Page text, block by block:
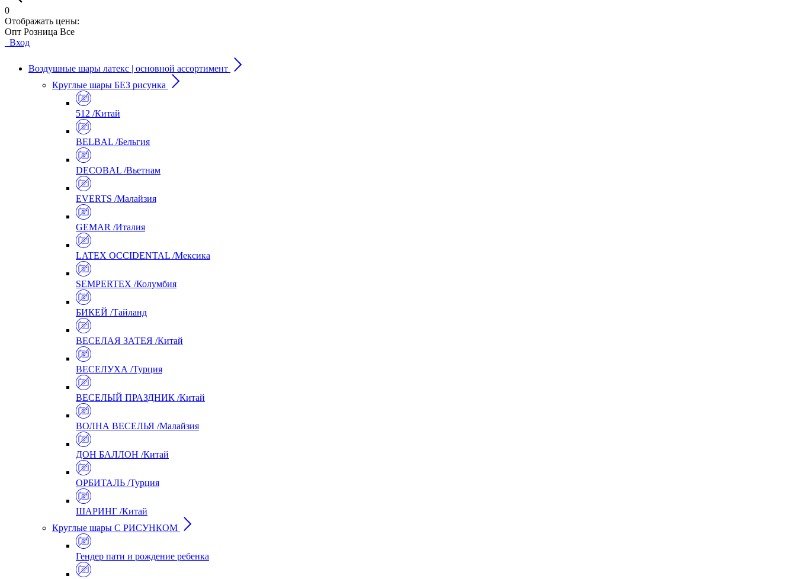
0
Отображать цены:
Опт Розница Все
Вход
Воздушные шары латекс | основной ассортимент
Круглые шары БЕЗ рисунка
512 /Китай
BELBAL /Бельгия
DECOBAL /Вьетнам
EVERTS /Малайзия
GEMAR /Италия
LATEX OCCIDENTAL /Мексика
SEMPERTEX /Колумбия
БИКЕЙ /Тайланд
ВЕСЕЛАЯ ЗАТЕЯ /Китай
ВЕСЕЛУХА /Турция
ВЕСЕЛЫЙ ПРАЗДНИК /Китай
ВОЛНА ВЕСЕЛЬЯ /Малайзия
ДОН БАЛЛОН /Китай
ОРБИТАЛЬ /Турция
ШАРИНГ /Китай
Круглые шары С РИСУНКОМ
Гендер пати и рождение ребенка